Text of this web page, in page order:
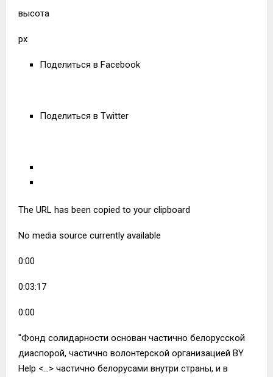
высота
px
Поделиться в Facebook
Поделиться в Twitter
The URL has been copied to your clipboard
No media source currently available
0:00
0:03:17
0:00
"Фонд солидарности основан частично белорусской
диаспорой, частично волонтерской организацией BY
Help <…> частично белорусами внутри страны, и в